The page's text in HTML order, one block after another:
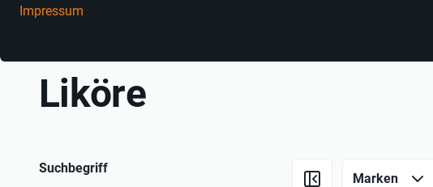
Impressum
Liköre
Suchbegriff
Marken